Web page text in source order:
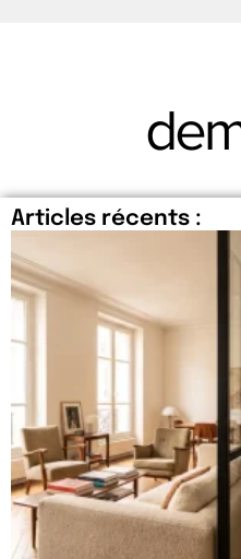
Articles récents :